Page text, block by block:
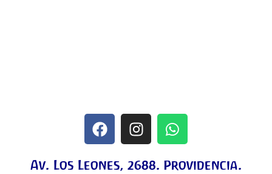
Av. Los Leones, 2688. Providencia.